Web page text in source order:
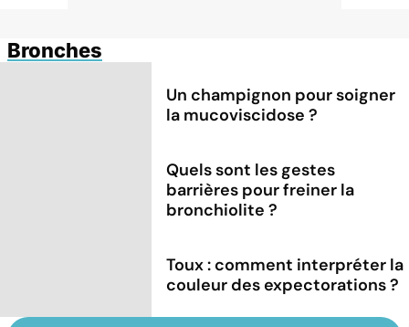
Bronches
Un champignon pour soigner
la mucoviscidose ?
Quels sont les gestes
barrières pour freiner la
bronchiolite ?
Toux : comment interpréter la
couleur des expectorations ?